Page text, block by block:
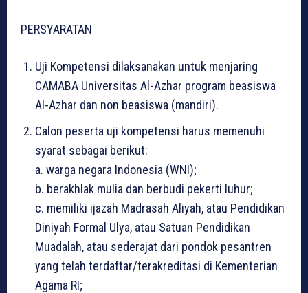
PERSYARATAN
Uji Kompetensi dilaksanakan untuk menjaring
CAMABA Universitas Al-Azhar program beasiswa
Al-Azhar dan non beasiswa (mandiri).
Calon peserta uji kompetensi harus memenuhi
syarat sebagai berikut:
a. warga negara Indonesia (WNI);
b. berakhlak mulia dan berbudi pekerti luhur;
c. memiliki ijazah Madrasah Aliyah, atau Pendidikan
Diniyah Formal Ulya, atau Satuan Pendidikan
Muadalah, atau sederajat dari pondok pesantren
yang telah terdaftar/terakreditasi di Kementerian
Agama RI;